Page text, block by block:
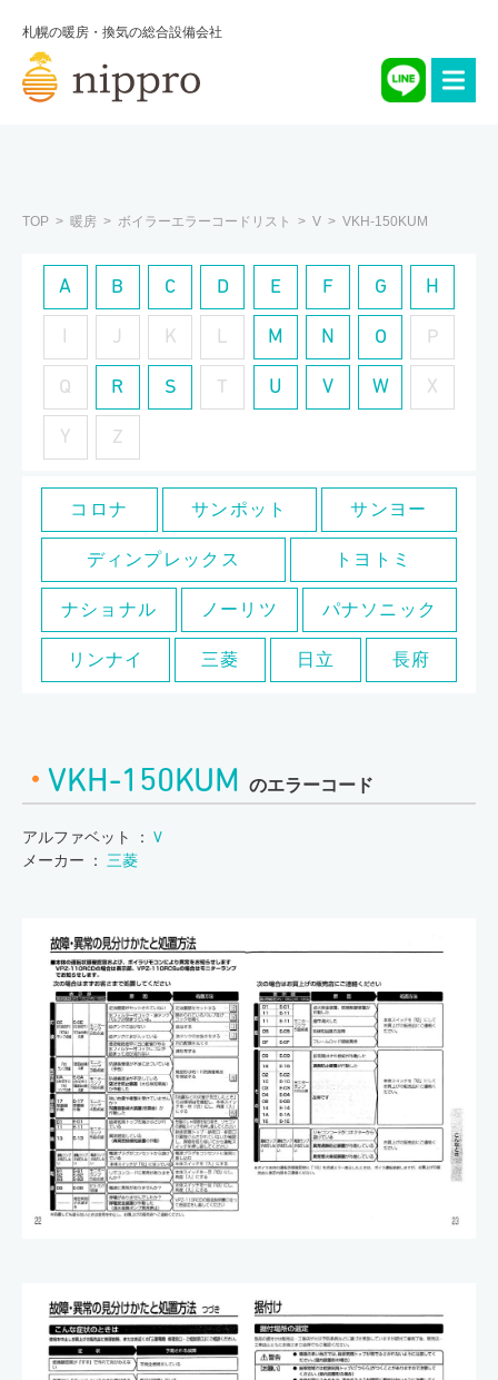
札幌の暖房・換気の総合設備会社
TOP 暖房 ボイラーエラーコードリスト V VKH-150KUM
A B C D E F G H
J K L M N O P
Q R S T U V W X
Y Z
コロナ サンポット サンヨー
ディンプレックス トヨトミ
ナショナル ノーリツ パナソニック
リンナイ 三菱 日立 長府
VKH-150KUM のエラーコード
アルファベット ： V
メーカー ： 三菱